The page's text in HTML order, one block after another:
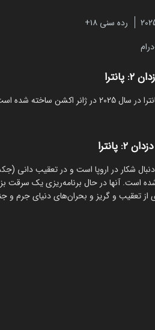
رده سنی ۱۸+
درام
پانترا
شکار در اروپا است و در تعقیب دانی
شده است. آنها در حال برنامه‌ریزی یک سرقت
از تعقیب و گریز و بحران‌های دنیای جرم و